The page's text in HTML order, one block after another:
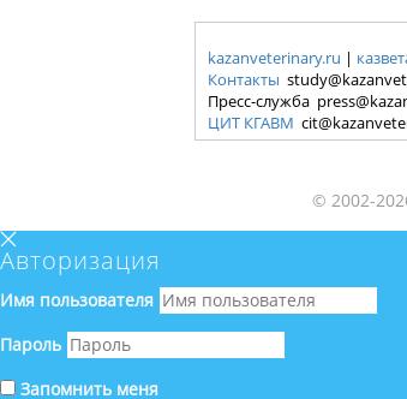
kazanveterinary.ru |
Контакты
Пресс-служба
ЦИТ КГАВМ
© 2002-
Авторизация
Имя пользователя
Пароль
Запомнить меня